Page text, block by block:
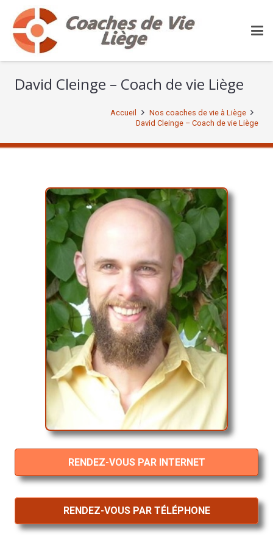
David Cleinge – Coach de vie Liège
Accueil
Nos coaches de vie à Liège
David Cleinge – Coach de vie Liège
RENDEZ-VOUS PAR INTERNET
RENDEZ-VOUS PAR TÉLÉPHONE